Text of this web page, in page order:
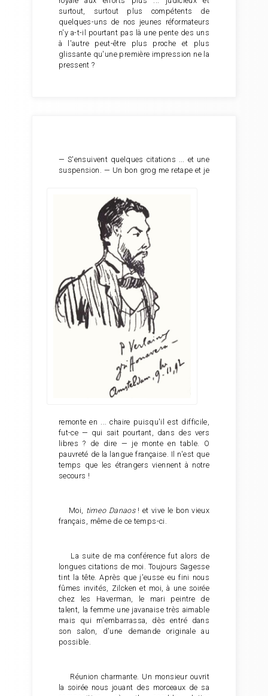
surtout, surtout plus compétents de
quelques-uns de nos jeunes réformateurs
n'y a-t-il pourtant pas là une pente des uns
à l'autre peut-être plus proche et plus
glissante qu'une première impression ne la
pressent ?
— S'ensuivent quelques citations ... et une
suspension. — Un bon grog me retape et je
remonte en ... chaire puisqu'il est difficile,
fut-ce — qui sait pourtant, dans des vers
libres ? de dire — je monte en table. O
pauvreté de la langue française. Il n'est que
temps que les étrangers viennent à notre
secours !
Moi, timeo Danaos! et vive le bon vieux
français, même de ce temps-ci.
La suite de ma conférence fut alors de
longues citations de moi. Toujours Sagesse
tint la tête. Après que j'eusse eu fini nous
fûmes invités, Zilcken et moi, à une soirée
chez les Haverman, le mari peintre de
talent, la femme une javanaise très aimable
mais qui m'embarrassa, dès entré dans
son salon, d'une demande originale au
possible.
Réunion charmante. Un monsieur ouvrit
la soirée nous jouant des morceaux de sa